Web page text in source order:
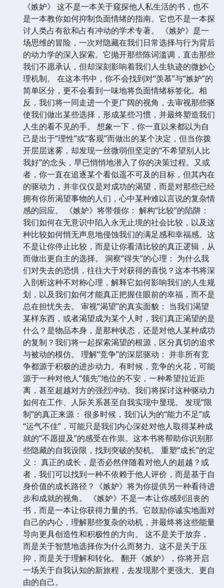
《嫉妒》 这不是一本关于窥探他人私生活的书，也不
是一本教你如何抑制负面情绪的指南。它也不是一本探
讨人类占有欲和占有冲动的学术专著。 《嫉妒》是一
场思维的冒险，一次对隐藏在我们日常选择与行为背后
的动力学的深入探索。它抛开那些陈词滥调，直击那些
我们不愿承认，但却深刻影响着我们人生轨迹的微妙心
理机制。 在这本书中，你不会找到对“羡慕”与“嫉妒”的
简单区分，更不会看到一味地将负面情绪标签化。相
反，我们将一同走进一个更广阔的视角，去审视那些驱
使我们做出某些选择，形成某些习惯，并最终塑造我们
人生的看不见的手。 想象一下，你一直以来都以为自
己是出于“理性”或“客观”而做出的某个决定，但当你拨
开层层迷雾，却发现一丝微弱但坚定的“不希望别人比
我好”的念头，早已悄悄地潜入了你的决策过程。又或
者，你一直在追逐某个看似遥不可及的目标，但其内在
的驱动力，并非仅仅是对成功的渴望，而是对那些已经
拥有你所渴望事物的人们，心中某种难以言说的复杂情
感的回应。 《嫉妒》将带领你： 解构“比较”的陷阱：
我们如何在无意识中陷入永无止境的社会比较，以及这
种比较如何悄无声息地侵蚀我们的满足感和幸福感。这
不是让你停止比较，而是让你看清比较的真正逻辑，从
而做出更自主的选择。 洞察“得失”的心理： 为什么我
们对失去的恐惧，往往大于对获得的喜悦？这本书将深
入剖析这种不对称心理，解释它如何影响我们的人生规
划，以及我们如何才能真正把握住眼前的幸福，而不是
总在担忧失去。 审视“渴望”的真实面貌： 当我们渴望
某样东西，或者渴望成为某个人时，我们真正渴望的是
什么？是物品本身，是那种状态，还是对他人某种成功
的复制？我们将一起探索渴望的根源，区分真切的追求
与被动的模仿。 理解“竞争”的深层驱动： 并非所有竞
争都源于积极的进步动力。有时候，竞争的火花，可能
源于一种对他人“领先”地位的不安，一种希望拉近距
离，甚至超越对方的强烈冲动。我们将探讨这种驱动力
如何在工作、人际关系甚至自我实现中显现。 发现“限
制”的真正来源： 很多时候，我们认为的“能力不足”或
“运气不佳”，可能只是我们内心深处对他人取得某种成
就的“不愿提及”的感受在作祟。这本书将帮助你识别那
些隐藏的自我设限，找到突破的契机。 重塑“成长”的定
义： 真正的成长，是否必然伴随着对他人的超越？或
者，我们可以找到一种不依赖于他人评价，而是基于自
身价值的成长路径？《嫉妒》将为你提供另一种看待进
步和成就的视角。 《嫉妒》不是一本让你感到沮丧的
书，而是一本让你获得力量的书。它鼓励你诚实地面对
自己的内心，理解那些复杂的动机，并最终将这些能量
导向更具创造性和积极性的方向。 这不是关于放弃，
而是关于智慧地选择你为什么而努力。这不是关于压
抑，而是关于理解和转化。 翻开《嫉妒》，你将开启
一场关于自我认知的新旅程，去发现那个更强大、更自
由的自己。